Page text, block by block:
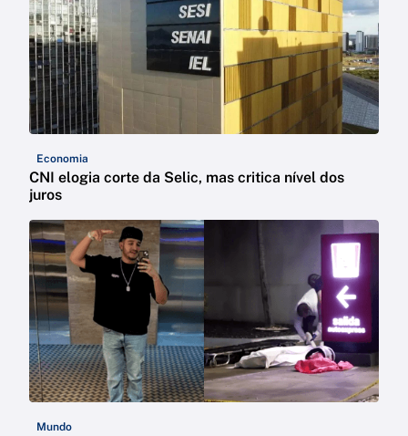
Economia
CNI elogia corte da Selic, mas critica nível dos
juros
Mundo